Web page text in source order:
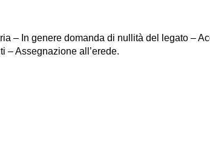
– In genere domanda di nullità del legato –
– Assegnazione all’erede.